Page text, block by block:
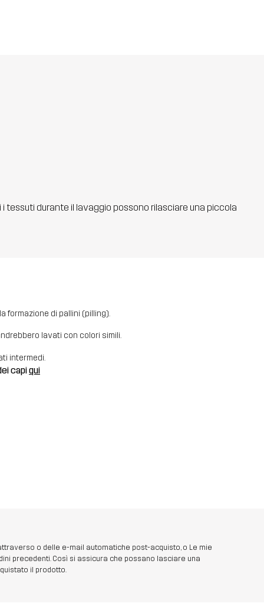
i tessuti durante il lavaggio possono rilasciare una piccola
formazione di pallini (pilling).
lavati con colori simili.
intermedi.
capiqui
o delle e-mail automatiche post-acquisto, o Le mie
precedenti. Così si assicura che possano lasciare una
il prodotto.